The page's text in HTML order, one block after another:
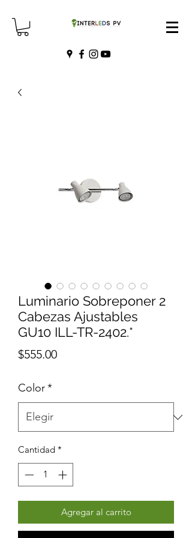
Luminario Sobreponer 2
Cabezas Ajustables
GU10 ILL-TR-2402.*
$555.00Precio
Color*
Cantidad *
Agregar al carrito